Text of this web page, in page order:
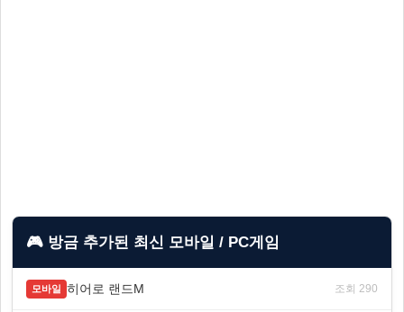
🎮 방금 추가된 최신 모바일 / PC게임
모바일 히어로 랜드M 조회 290